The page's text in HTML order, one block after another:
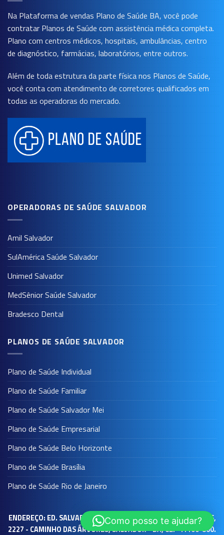
Na Plataforma de vendas Plano de Saúde BA, você pode
contratar Planos de Saúde com assistência médica completa.
Plano com centros médicos, hospitais, ambulâncias, centro
de diagnóstico, farmácias, laboratórios, entre outros.
Além de toda estrutura da parte física nos Planos de Saúde,
você conta com atendimento de corretores qualificados em
todas as operadoras do mercado.
OPERADORAS DE SAÚDE SALVADOR
Amil Salvador
SulAmérica Saúde Salvador
Unimed Salvador
MedSênior Saúde Salvador
Bradesco Dental
PLANOS DE SAÚDE SALVADOR
Plano de Saúde Individual
Plano de Saúde Familiar
Plano de Saúde Salvador Mei
Plano de Saúde Empresarial
Plano de Saúde Belo Horizonte
Plano de Saúde Brasília
Plano de Saúde Rio de Janeiro
ENDEREÇO: ED. SALVADOR PRIME WORK - AV. TANCREDO NEVES,
2227 - CAMINHO DAS ÁRVORES, SALVADOR - BA, CEP 41100-800.
Como posso te ajudar?